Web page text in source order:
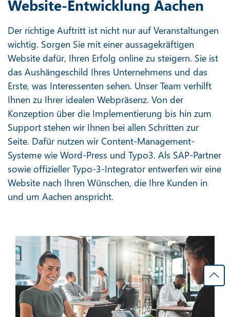
Website-Entwicklung Aachen
Der richtige Auftritt ist nicht nur auf Veranstaltungen
wichtig. Sorgen Sie mit einer aussagekräftigen
Website dafür, Ihren Erfolg online zu steigern. Sie ist
das Aushängeschild Ihres Unternehmens und das
Erste, was Interessenten sehen. Unser Team verhilft
Ihnen zu Ihrer idealen Webpräsenz. Von der
Konzeption über die Implementierung bis hin zum
Support stehen wir Ihnen bei allen Schritten zur
Seite. Dafür nutzen wir Content-Management-
Systeme wie Word-Press und Typo3. Als SAP-Partner
sowie offizieller Typo-3-Integrator entwerfen wir eine
Website nach Ihren Wünschen, die Ihre Kunden in
und um Aachen anspricht.